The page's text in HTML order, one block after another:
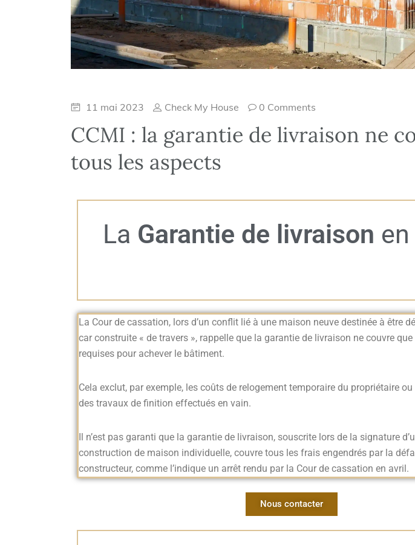
11 mai 2023 Check My House 0 Comments
CCMI : la garantie de livraison ne
tous les aspects
La Garantie de livraison
La Cour de cassation, lors d’un conflit lié à une maison neuve destinée à être
car construite « de travers », rappelle que la garantie de livraison ne couvre
requises pour achever le bâtiment.
Cela exclut, par exemple, les coûts de relogement temporaire du propriétaire
des travaux de finition effectués en vain.
Il n’est pas garanti que la garantie de livraison, souscrite lors de la signature
construction de maison individuelle, couvre tous les frais engendrés par la
constructeur, comme l’indique un arrêt rendu par la Cour de cassation en avril.
Nous contacter